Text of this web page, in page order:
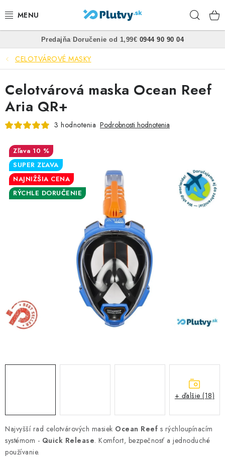
na
PLÁVANIE
ŠNORCHLOVANIE
FREEDIVING
SPEARFISHING
POTÁPANIE
OBLEČENIE
OBUV
PODVODNÉ SKÚTRE
TAŠKY A VAKY
CVIČENIE
Predajňa• Doručenie od 1,99€• 0944 90 90 04
CELOTVÁROVÉ MASKY
Najvyšší rad celotvárových masiek Ocean Reef s rýchloupínacím
systémom - Quick Release. Komfort, bezpečnosť a jednoduché
používanie.
Celotvárová maska Ocean Reef
Aria QR+
3 hodnotenia Podrobnosti hodnotenia
10 %
SUPER ZĽAVA
NAJNIŽŠIA CENA
RÝCHLE DORUČENIE
+ ďalšie (18)